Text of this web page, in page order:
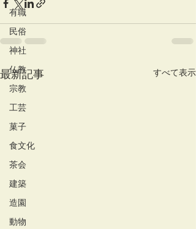
有職
民俗
神社
仏教
宗教
工芸
菓子
食文化
茶会
建築
造園
動物
最新記事 すべて表示